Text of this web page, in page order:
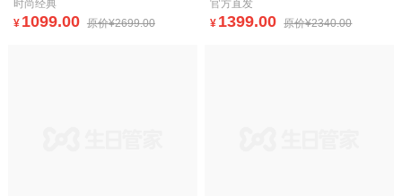
时尚经典
¥ 1099.00 原价¥2699.00
官方直发
¥ 1399.00 原价¥2340.00